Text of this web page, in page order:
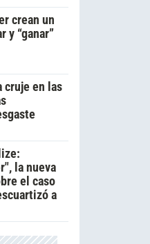
crean un
y “ganar”
cruje en las
la nueva
el caso
a